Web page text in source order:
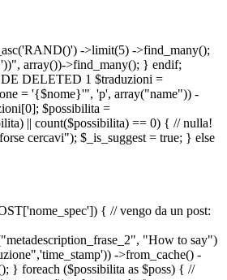
->limit(5) ->find_many();
array())->find_many(); } endif;
DELETED 1 $traduzioni =
= '{$nome}'", 'p', array("name")) -
$possibilita =
|| count($possibilita) == 0) { // nulla!
cercavi"); $_is_suggest = true; } else
{ // vengo da un post:
"How to say")
->from_cache() -
} foreach ($possibilita as $poss) { //